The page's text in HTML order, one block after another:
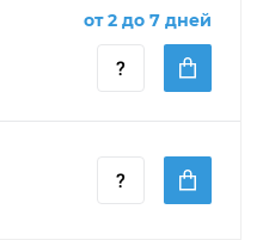
от 2 до 7 дней